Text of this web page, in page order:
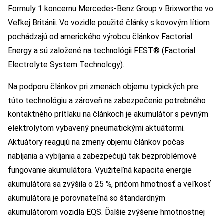
Formuly 1 koncernu Mercedes-Benz Group v Brixworthe vo
Veľkej Británii. Vo vozidle použité články s kovovým lítiom
pochádzajú od amerického výrobcu článkov Factorial
Energy a sú založené na technológii FEST® (Factorial
Electrolyte System Technology).
Na podporu článkov pri zmenách objemu typických pre
túto technológiu a zároveň na zabezpečenie potrebného
kontaktného prítlaku na článkoch je akumulátor s pevným
elektrolytom vybavený pneumatickými aktuátormi.
Aktuátory reagujú na zmeny objemu článkov počas
nabíjania a vybíjania a zabezpečujú tak bezproblémové
fungovanie akumulátora. Využiteľná kapacita energie
akumulátora sa zvýšila o 25 %, pričom hmotnosť a veľkosť
akumulátora je porovnateľná so štandardným
akumulátorom vozidla EQS. Ďalšie zvýšenie hmotnostnej